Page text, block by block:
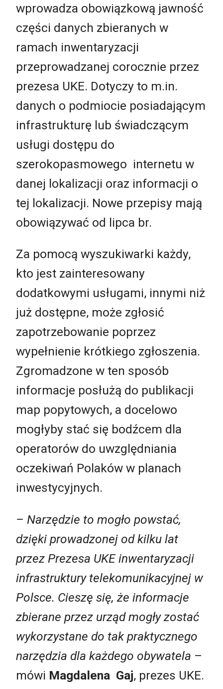
wprowadza obowiązkową jawność
części danych zbieranych w
ramach inwentaryzacji
przeprowadzanej corocznie przez
prezesa UKE. Dotyczy to m.in.
danych o podmiocie posiadającym
infrastrukturę lub świadczącym
usługi dostępu do
szerokopasmowego internetu w
danej lokalizacji oraz informacji o
tej lokalizacji. Nowe przepisy mają
obowiązywać od lipca br.
Za pomocą wyszukiwarki każdy,
kto jest zainteresowany
dodatkowymi usługami, innymi niż
już dostępne, może zgłosić
zapotrzebowanie poprzez
wypełnienie krótkiego zgłoszenia.
Zgromadzone w ten sposób
informacje posłużą do publikacji
map popytowych, a docelowo
mogłyby stać się bodźcem dla
operatorów do uwzględniania
oczekiwań Polaków w planach
inwestycyjnych.
– Narzędzie to mogło powstać,
dzięki prowadzonej od kilku lat
przez Prezesa UKE inwentaryzacji
infrastruktury telekomunikacyjnej w
Polsce. Cieszę się, że informacje
zbierane przez urząd mogły zostać
wykorzystane do tak praktycznego
narzędzia dla każdego obywatela –
mówi Magdalena Gaj, prezes UKE.